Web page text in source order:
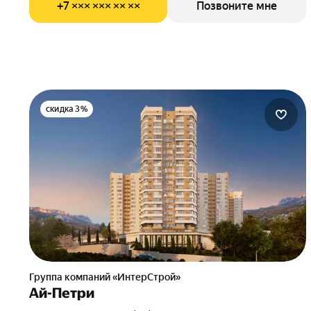
+7 ××× ××× ×× ×× Позвоните мне
скидка 3%
Группа компаний «ИнтерСтрой»
Ай-Петри